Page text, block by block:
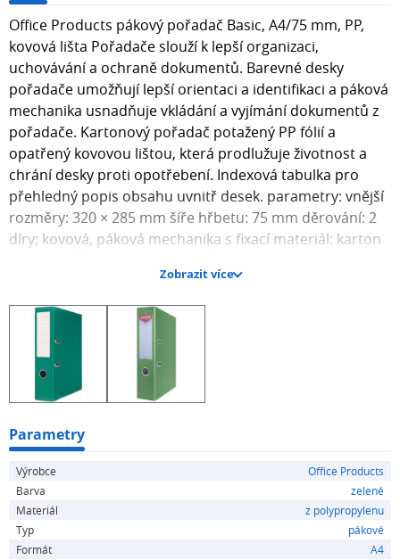
Office Products pákový pořadač Basic, A4/75 mm, PP,
kovová lišta Pořadače slouží k lepší organizaci,
uchovávání a ochraně dokumentů. Barevné desky
pořadače umožňují lepší orientaci a identifikaci a páková
mechanika usnadňuje vkládání a vyjímání dokumentů z
pořadače. Kartonový pořadač potažený PP fólií a
opatřený kovovou lištou, která prodlužuje životnost a
chrání desky proti opotřebení. Indexová tabulka pro
přehledný popis obsahu uvnitř desek. parametry: vnější
rozměry: 320 × 285 mm šíře hřbetu: 75 mm děrování: 2
díry; kovová, páková mechanika s fixací materiál: karton
indexovou tabulkou pro přehledný popis kovová lišta na
spodní hraně desek vyměnitelný hřbetní štítek kulatý
otvor pro vyjmutí pořadače
Zobrazit více
Parametry
Výrobce
Office Products
Barva
zelené
Materiál
z polypropylenu
Typ
pákové
Formát
A4